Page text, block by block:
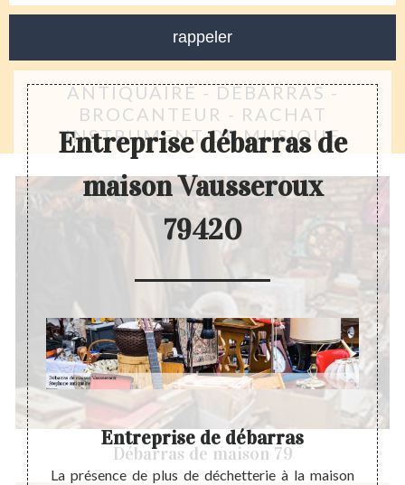
ANTIQUAIRE - DÉBARRAS -
BROCANTEUR - RACHAT
INSTRUMENT DE MUSIQUE
Débarras de maison 79
Entreprise débarras de
maison Vausseroux
79420
Entreprise de débarras
La présence de plus de déchetterie à la maison
La